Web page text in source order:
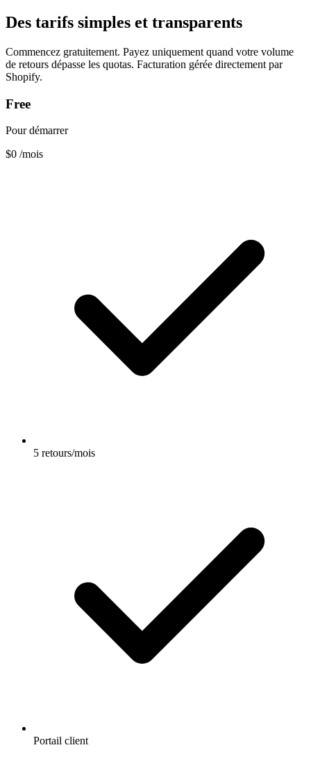
Des tarifs simples et transparents
Commencez gratuitement. Payez uniquement quand votre volume
de retours dépasse les quotas. Facturation gérée directement par
Shopify.
Free
Pour démarrer
$0 /mois
5 retours/mois
Portail client